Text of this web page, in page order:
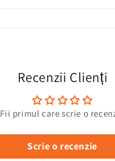
Recenzii Clienți
Fii primul care scrie o
Scrie o recenzie